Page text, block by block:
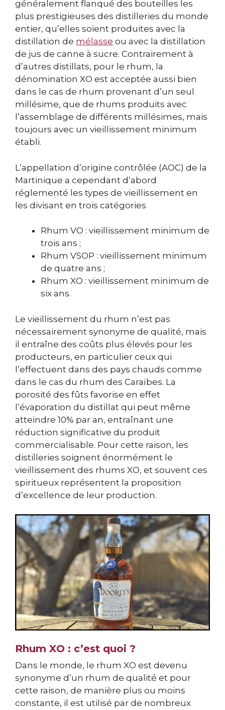
généralement flanqué des bouteilles les
plus prestigieuses des distilleries du monde
entier, qu’elles soient produites avec la
distillation de mélasse ou avec la distillation
de jus de canne à sucre. Contrairement à
d’autres distillats, pour le rhum, la
dénomination XO est acceptée aussi bien
dans le cas de rhum provenant d’un seul
millésime, que de rhums produits avec
l’assemblage de différents millésimes, mais
toujours avec un vieillissement minimum
établi.
L’appellation d’origine contrôlée (AOC) de la
Martinique a cependant d’abord
réglementé les types de vieillissement en
les divisant en trois catégories
Rhum VO : vieillissement minimum de
trois ans ;
Rhum VSOP : vieillissement minimum
de quatre ans ;
Rhum XO : vieillissement minimum de
six ans.
Le vieillissement du rhum n’est pas
nécessairement synonyme de qualité, mais
il entraîne des coûts plus élevés pour les
producteurs, en particulier ceux qui
l’effectuent dans des pays chauds comme
dans le cas du rhum des Caraïbes. La
porosité des fûts favorise en effet
l’évaporation du distillat qui peut même
atteindre 10% par an, entraînant une
réduction significative du produit
commercialisable. Pour cette raison, les
distilleries soignent énormément le
vieillissement des rhums XO, et souvent ces
spiritueux représentent la proposition
d’excellence de leur production.
Rhum XO : c’est quoi ?
Dans le monde, le rhum XO est devenu
synonyme d’un rhum de qualité et pour
cette raison, de manière plus ou moins
constante, il est utilisé par de nombreux